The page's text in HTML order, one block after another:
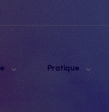
Pratique